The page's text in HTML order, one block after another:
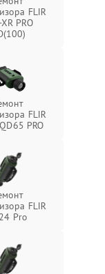
FLIR
PRO
FLIR
PRO
FLIR
Pro